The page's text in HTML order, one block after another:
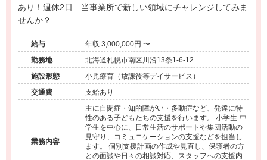
あり！週休2日 当事業所で新しい領域にチャレンジしてみま
せんか？
給与
年収 3,000,000円 〜
勤務地
北海道札幌市南区川沿13条1-6-12
施設形態
小児療育（放課後等デイサービス）
交通費
支給あり
業務内容
主に自閉症・知的障がい・多動症など、発達に特
性のある子どもたちの支援を行います。 小学生-中
学生を中心に、日常生活のサポートや集団活動の
見守り、コミュニケーションの支援などを担当し
ます。 個別支援計画の作成や見直し、保護者の方
との面談や日々の相談対応、スタッフへの支援内